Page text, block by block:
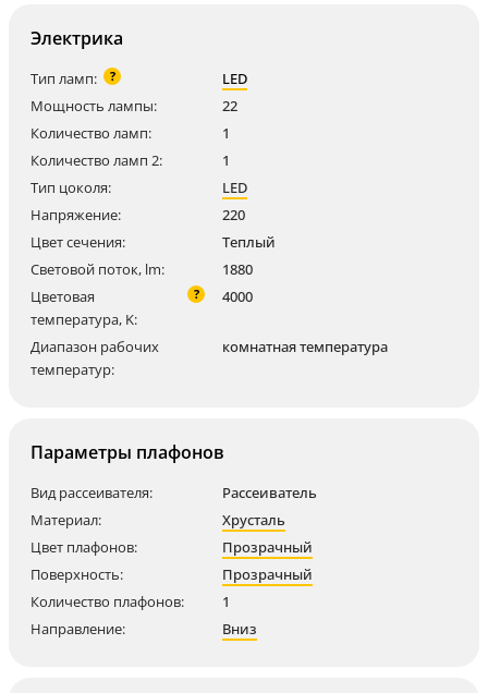
Электрика
Тип ламп: ?
LED
Мощность лампы:
22
Количество ламп:
1
Количество ламп 2:
1
Тип цоколя:
LED
Напряжение:
220
Цвет сечения:
Теплый
Световой поток, lm:
1880
Цветовая
температура, K:
? 4000
Диапазон рабочих
температур:
комнатная температура
Параметры плафонов
Вид рассеивателя:
Рассеиватель
Материал:
Хрусталь
Цвет плафонов:
Прозрачный
Поверхность:
Прозрачный
Количество плафонов:
1
Направление:
Вниз